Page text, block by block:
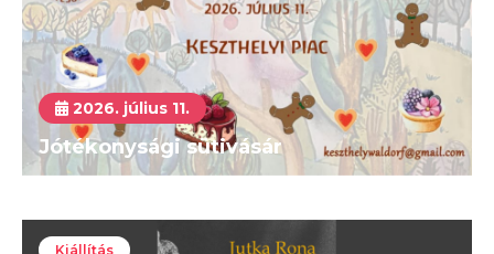
2026. július 11.
Jótékonysági sütivásár
Kiállítás